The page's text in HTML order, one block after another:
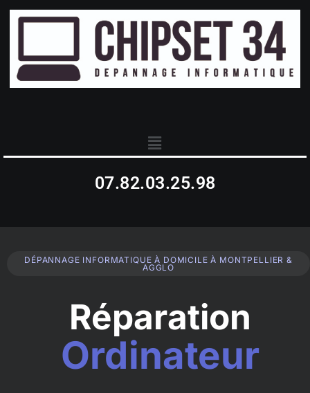
07.82.03.25.98
DÉPANNAGE INFORMATIQUE À DOMICILE À MONTPELLIER &
AGGLO
Réparation
Ordinateur